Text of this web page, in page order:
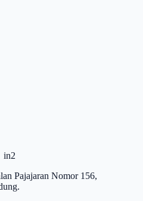
in2
Pajajaran Nomor 156,